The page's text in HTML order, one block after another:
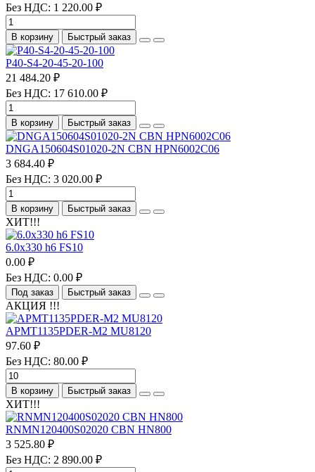
Без НДС: 1 220.00 ₽
В корзину Быстрый заказ
P40-S4-20-45-20-100
21 484.20 ₽
Без НДС: 17 610.00 ₽
В корзину Быстрый заказ
DNGA150604S01020-2N CBN HPN6002C06
3 684.40 ₽
Без НДС: 3 020.00 ₽
В корзину Быстрый заказ
ХИТ!!!
6.0х330 h6 FS10
0.00 ₽
Без НДС: 0.00 ₽
Под заказ Быстрый заказ
АКЦИЯ !!!
APMT1135PDER-M2 MU8120
97.60 ₽
Без НДС: 80.00 ₽
В корзину Быстрый заказ
ХИТ!!!
RNMN120400S02020 CBN HN800
3 525.80 ₽
Без НДС: 2 890.00 ₽